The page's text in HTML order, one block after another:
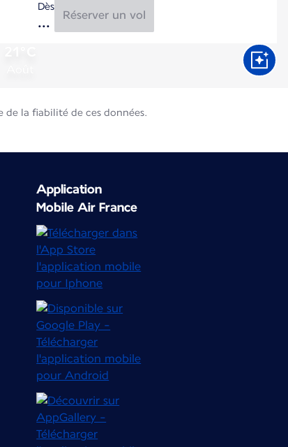
Dès
Réserver un vol
de la fiabilité de ces données.
Application
Mobile Air France